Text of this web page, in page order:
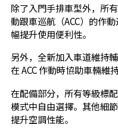
除了入門手排車型外，所
動跟車巡航（ACC）的作
幅提升使用便利性。
另外，全新加入車道維持
在 ACC 作動時協助車輛維
在配備部分，所有等級標
模式中自由選擇。其他細
提升空調性能。